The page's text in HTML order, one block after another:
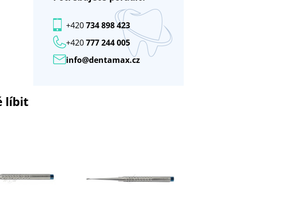
info@dentamax.cz
+420777 244 005
+420734 898 423
líbit